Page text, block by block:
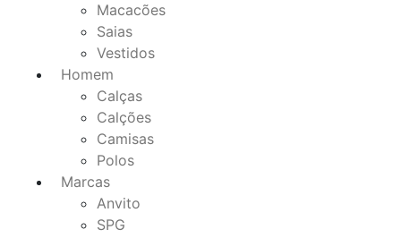
Macacões
Saias
Vestidos
Homem
Calças
Calções
Camisas
Polos
Marcas
Anvito
SPG